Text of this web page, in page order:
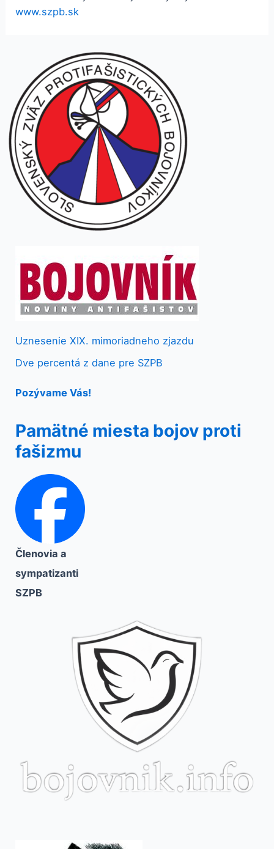
www.szpb.sk
Uznesenie XIX. mimoriadneho zjazdu
Dve percentá z dane pre SZPB
Pozývame Vás!
Pamätné miesta bojov proti
fašizmu
Členovia a
sympatizanti
SZPB